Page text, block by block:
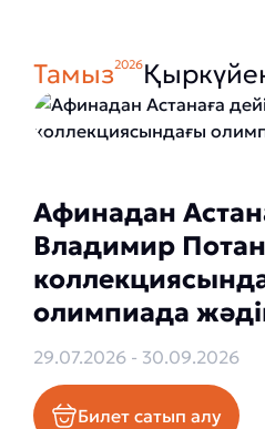
Тамыз2026
Афинадан
Владимир
олимпиада
29.07.2026 - 30.09.2026
Билет сатып алу